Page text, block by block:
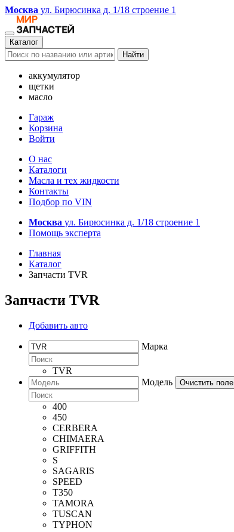
Москва ул. Бирюсинка д. 1/18 строение 1
Каталог
Найти
аккумулятор
щетки
масло
Гараж
Корзина
Войти
О нас
Каталоги
Масла и тех жидкости
Контакты
Подбор по VIN
Москва ул. Бирюсинка д. 1/18 строение 1
Помощь эксперта
Главная
Каталог
Запчасти TVR
Запчасти TVR
Добавить авто
Марка
TVR
Модель
Очистить поле
400
450
CERBERA
CHIMAERA
GRIFFITH
S
SAGARIS
SPEED
T350
TAMORA
TUSCAN
TYPHON